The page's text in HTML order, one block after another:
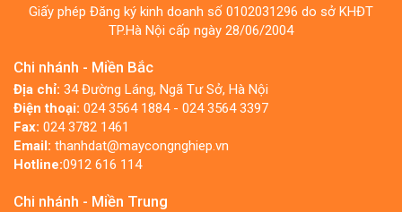
Giấy phép Đăng ký kinh doanh số 0102031296 do sở KHĐT
TP.Hà Nội cấp ngày 28/06/2004
Chi nhánh - Miền Bắc
Địa chỉ: 34 Đường Láng, Ngã Tư Sở, Hà Nội
Điện thoại: 024 3564 1884 - 024 3564 3397
Fax: 024 3782 1461
Email: thanhdat@maycongnghiep.vn
Hotline:0912 616 114
Chi nhánh - Miền Trung